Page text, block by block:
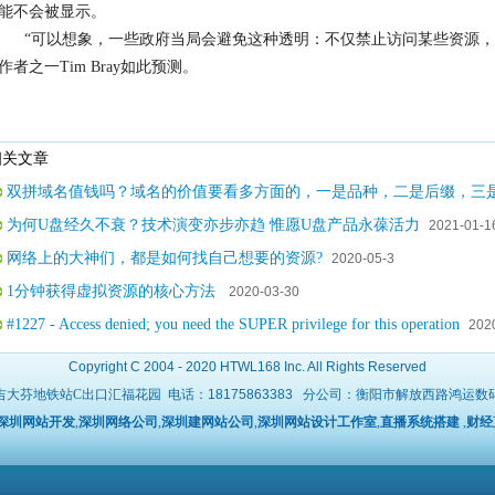
不会被显示。
“可以想象，一些政府当局会避免这种透明：不仅禁止访问某些资源
者之一Tim Bray如此预测。
文章
双拼域名值钱吗？域名的价值要看多方面的，一是品种，二是后缀，三
为何U盘经久不衰？技术演变亦步亦趋 惟愿U盘产品永葆活力
2021-01-
网络上的大神们，都是如何找自己想要的资源? 2020-05-3
1分钟获得虚拟资源的核心方法 2020-03-30
#1227 - Access denied; you need the SUPER privilege for this operation
Copyright C 2004 - 2020 HTWL168 Inc. All Rights Reserved
芬地铁站C出口汇福花园 电话： 18175863383
分公司：衡阳市解放西路鸿运数
圳网站开发,深圳网络公司 ,深圳建网站公司 ,深圳网站设计工作室,直播系统搭建 ,财